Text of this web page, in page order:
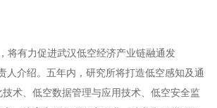
将有力促进武汉低空经济产业链融通发
人介绍。五年内，研究所将打造低空感知及通
术、低空数据管理与应用技术、低空安全监